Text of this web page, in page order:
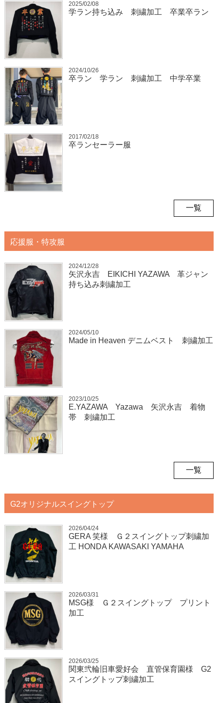
2025/02/08
学ラン持ち込み 刺繍加工 卒業卒ラン
2024/10/26
卒ラン 学ラン 刺繍加工 中学卒業
2017/02/18
卒ランセーラー服
一覧
応援服・特攻服
2024/12/28
矢沢永吉 EIKICHI YAZAWA 革ジャン
持ち込み刺繍加工
2024/05/10
Made in Heaven デニムベスト 刺繍加工
2023/10/25
E.YAZAWA Yazawa 矢沢永吉 着物
帯 刺繍加工
一覧
G2オリジナルスイングトップ
2026/04/24
GERA 笑様 Ｇ２スイングトップ刺繍加
工 HONDA KAWASAKI YAMAHA
2026/03/31
MSG様 Ｇ２スイングトップ プリント
加工
2026/03/25
関東弐輪旧車愛好会 直管保育園様 G2
スイングトップ刺繍加工